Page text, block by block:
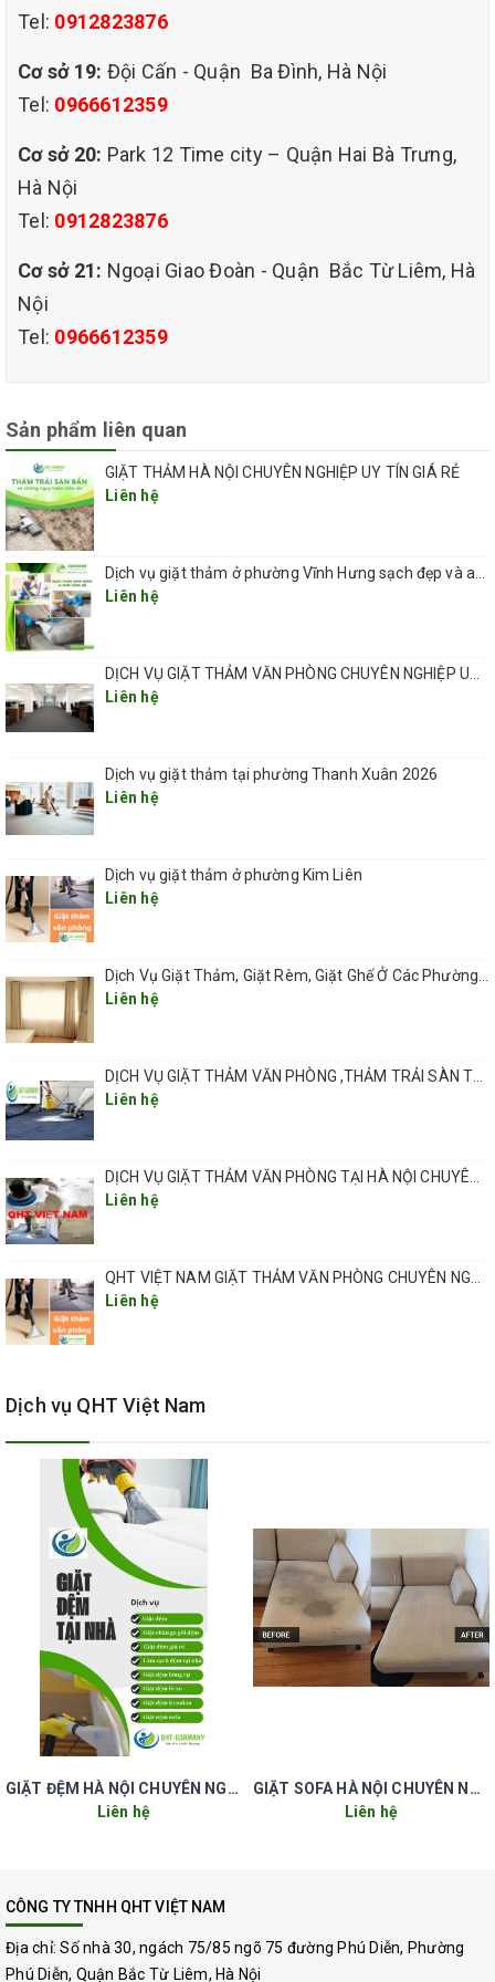
CÔNG TY TNHH QHT Việt Nam
Hotline:0912823876 - 0966612359
Tel: 0912823876
Cơ sở 19: Đội Cấn - Quận Ba Đình, Hà Nội
Tel: 0966612359
Cơ sở 20: Park 12 Time city – Quận Hai Bà Trưng,
Hà Nội
Tel: 0912823876
Cơ sở 21: Ngoại Giao Đoàn - Quận Bắc Từ Liêm, Hà
Nội
Tel: 0966612359
Sản phẩm liên quan
GIẶT THẢM HÀ NỘI CHUYÊN NGHIỆP UY TÍN GIÁ RẺ
Liên hệ
Liên hệ
Liên hệ
Dịch vụ giặt thảm tại phường Thanh Xuân 2026
Liên hệ
Dịch vụ giặt thảm ở phường Kim Liên
Liên hệ
Liên hệ
Liên hệ
Liên hệ
Liên hệ
Dịch vụ QHT Việt Nam
GIẶT ĐỆM HÀ NỘI CHUYÊN NGHIỆP UY TÍN GIÁ RẺ
Liên hệ
GIẶT SOFA HÀ NỘI CHUYÊN NGHIỆP UY TÍN GIÁ RẺ
Liên hệ
CÔNG TY TNHH QHT VIỆT NAM
Địa chỉ: Số nhà 30, ngách 75/85 ngõ 75 đường Phú Diễn, Phường
Phú Diễn, Quận Bắc Từ Liêm, Hà Nội